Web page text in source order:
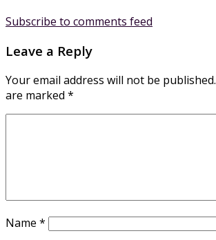
Subscribe to comments feed
Leave a Reply
Your email address will not be published.
are marked *
Name *